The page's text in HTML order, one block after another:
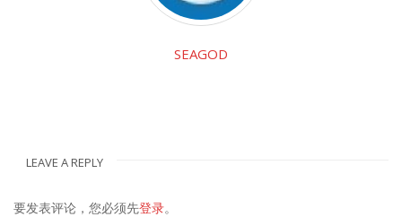
SEAGOD
LEAVE A REPLY
要发表评论，您必须先登录。